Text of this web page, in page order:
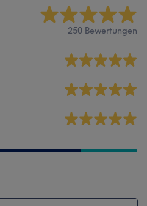
250 Bewertungen